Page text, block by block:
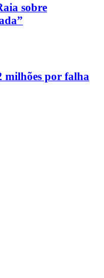
sobre
milhões por falha